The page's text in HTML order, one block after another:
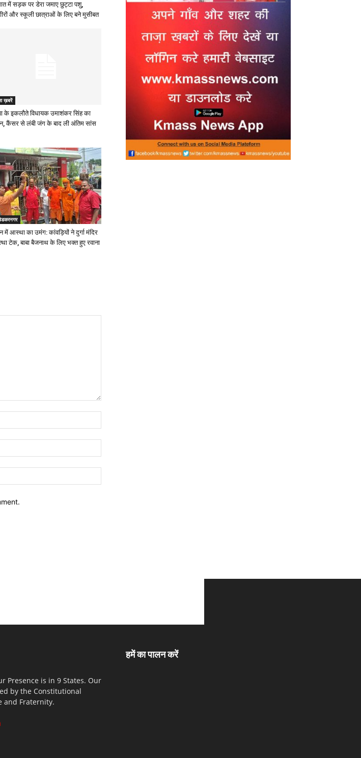
में सड़क पर डेरा जमाए छुट्टा पशु,
और स्कूली छात्राओं के लिए बने मुसीबत
ख़बरें
के इकलौते विधायक उमाशंकर सिंह का
कैंसर से लंबी जंग के बाद ली अंतिम सांस
में आस्था का उमंग: कांवड़ियों ने दुर्गा मंदिर
टेक, बाबा बैजनाथ के लिए भक्त हुए रवाना
Presence is in 9 States. Our
by the Constitutional
and Fraternity.
हमें का पालन करें